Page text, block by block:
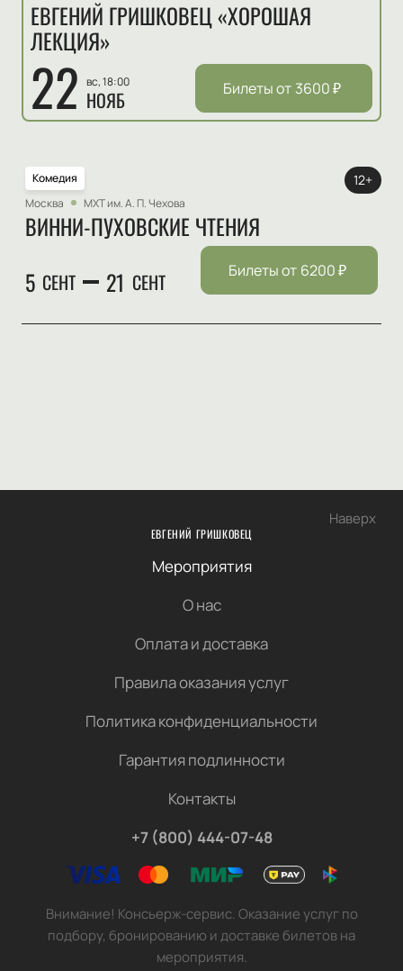
ЕВГЕНИЙ ГРИШКОВЕЦ «ХОРОШАЯ
ЛЕКЦИЯ»
22 вс, 18:00
НОЯБ Билеты от 3600₽
Комедия
Москва
МХТ им. А. П. Чехова
ВИННИ-ПУХОВСКИЕ ЧТЕНИЯ
5 СЕНТ 21 СЕНТ
12+
Билеты от 6200₽
Наверх
ЕВГЕНИЙ ГРИШКОВЕЦ
Мероприятия
О нас
Оплата и доставка
Правила оказания услуг
Политика конфиденциальности
Гарантия подлинности
Контакты
+7 (800) 444-07-48
Внимание! Консьерж-сервис. Оказание услуг по
подбору, бронированию и доставке билетов на
мероприятия.